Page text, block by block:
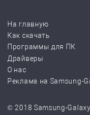
На главную
Как скачать
Программы для ПК
Драйверы
О нас
Реклама на Samsung-
© 2018 Samsung-